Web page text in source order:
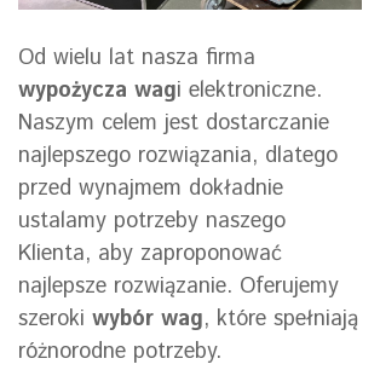
Od wielu lat nasza firma
wypożycza wagi elektroniczne.
Naszym celem jest dostarczanie
najlepszego rozwiązania, dlatego
przed wynajmem dokładnie
ustalamy potrzeby naszego
Klienta, aby zaproponować
najlepsze rozwiązanie. Oferujemy
szeroki wybór wag, które spełniają
różnorodne potrzeby.